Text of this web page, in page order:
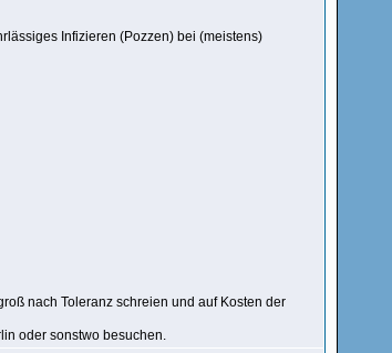
Infizieren (Pozzen) bei (meistens)
nach Toleranz schreien und auf Kosten der
oder sonstwo besuchen.